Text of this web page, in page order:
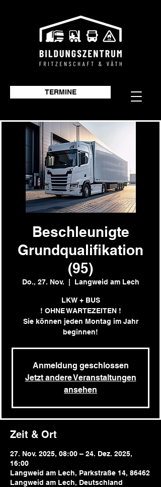
TERMINE
Beschleunigte
Grundqualifikation
(95)
Do., 27. Nov. Langweid am Lech
LKW + BUS
! OHNE WARTEZEITEN !
Sie können jeden Montag im Jahr
beginnen!
Anmeldung geschlossen
Jetzt andere Veranstaltungen
ansehen
Zeit & Ort
27. Nov. 2025, 08:00 – 24. Dez. 2025,
16:00
Langweid am Lech, Parkstraße 14, 86462
Langweid am Lech, Deutschland